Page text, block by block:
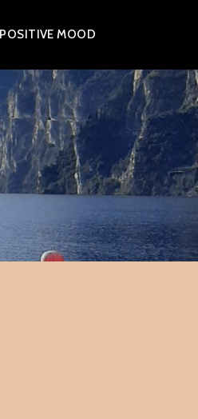
POSITIVE MOOD